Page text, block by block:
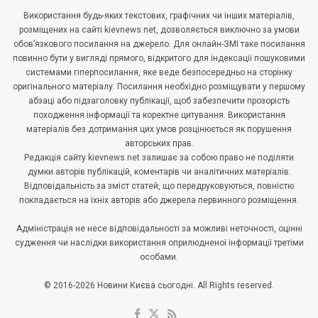
Використання будь-яких текстових, графічних чи інших матеріалів,
розміщених на сайті kievnews.net, дозволяється виключно за умови
обов’язкового посилання на джерело. Для онлайн-ЗМІ таке посилання
повинно бути у вигляді прямого, відкритого для індексації пошуковими
системами гіперпосилання, яке веде безпосередньо на сторінку
оригінального матеріалу. Посилання необхідно розміщувати у першому
абзаці або підзаголовку публікації, щоб забезпечити прозорість
походження інформації та коректне цитування. Використання
матеріалів без дотримання цих умов розцінюється як порушення
авторських прав.
Редакція сайту kievnews.net залишає за собою право не поділяти
думки авторів публікацій, коментарів чи аналітичних матеріалів.
Відповідальність за зміст статей, що передруковуються, повністю
покладається на їхніх авторів або джерела первинного розміщення.
Адміністрація не несе відповідальності за можливі неточності, оцінні
судження чи наслідки використання оприлюдненої інформації третіми
особами.
© 2016-2026 Новини Києва сьогодні. All Rights reserved.